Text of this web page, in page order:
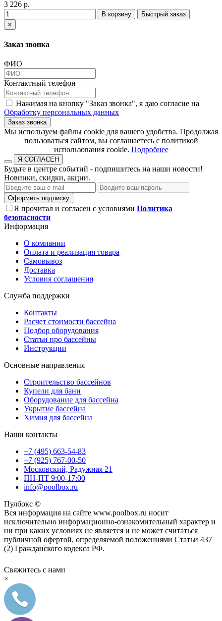
3 226 р.
В корзину
Быстрый заказ
×
Заказ звонка
ФИО
Контактный телефон
Нажимая на кнопку "Заказ звонка", я даю согласие на
Обработку персональных данных
Заказ звонка
​​​​​​​Мы используем файлы cookie для вашего удобства. Продолжая
пользоваться сайтом, вы соглашаетесь с политикой
использования cookie.​​​​​​​ Подробнее
Я СОГЛАСЕН
Будьте в центре событий - подпишитесь на наши новости!
Новинки, скидки, акции.
Оформить подписку
Я прочитал и согласен с условиями Политика
безопасности
Информация
О компании
Оплата и реализация товара
Самовывоз
Доставка
Условия соглашения
Служба поддержки
Контакты
Расчет стоимости бассейна
Подбор оборудования
Статьи про бассейны
Инструкции
Основные направления
Строительство бассейнов
Купели для бани
Оборудование для бассейна
Укрытие бассейна
Химия для бассейна
Наши контакты
+7 (495) 663-54-83
+7 (925) 767-00-50
Московский, Радужная 21
ПН-ПТ 9:00-17:00
info@poolbox.ru
Пулбокс ©
Вся информация на сайте www.poolbox.ru носит
исключительно информационно-ознакомительный характер и
ни при каких условиях не является и не может считаться
публичной офертой, определяемой положениями Статьи 437
(2) Гражданского кодекса РФ.
Свяжитесь с нами
×